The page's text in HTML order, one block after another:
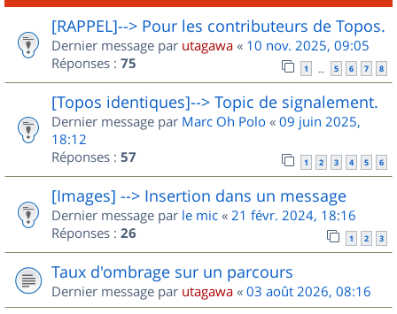
[RAPPEL]--> Pour les contributeurs de Topos.
Dernier message par utagawa « 10 nov. 2025, 09:05
Réponses : 75 1 … 5 6 7 8
[Topos identiques]--> Topic de signalement.
Dernier message par Marc Oh Polo « 09 juin 2025,
18:12
Réponses : 57 1 2 3 4 5 6
[Images] --> Insertion dans un message
Dernier message par le mic « 21 févr. 2024, 18:16
Réponses : 26 1 2 3
Taux d'ombrage sur un parcours
Dernier message par utagawa « 03 août 2026, 08:16